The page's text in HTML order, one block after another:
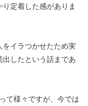
定着した感がありま
イラつかせたため実
したという話まであ
て様々ですが、今では